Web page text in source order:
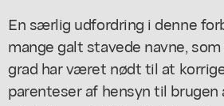
En særlig udfordring i denne
mange galt stavede navne,
grad har været nødt til at
parenteser af hensyn til